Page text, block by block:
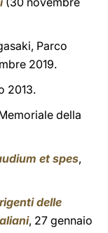
Parco
2019.
2013.
della
et spes,
delle
, 27 gennaio